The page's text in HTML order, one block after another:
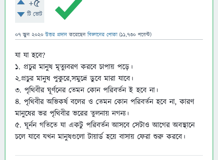
+5
টি ভোট
07 জুন 2020 উত্তর প্রদান করেছেনবিজ্ঞানের পোকা (11,730 পয়েন্ট)
যা যা হবে?
১. প্রচুর মানুষ মৃত্যুবরণ করবে চাপায় পড়ে।
২.প্রচুর মানুষ পুকুরে,সমুদ্রে ডুবে মারা যাবে।
৩. পৃথিবীর ঘূর্ণনের তেমন কোন পরিবর্তন ই হবে না।
৪. পৃথিবীর অভিকর্ষ বলের ও তেমন কোন পরিবর্তন হবে না, কারণ
মানুষের ভর পৃথিবীর ভরের তুলনায় নগন্য।
৫. ঘূর্নন গতিতে যা একটু পরিবর্তন আসবে সেটাও আগের অবস্থানে
চলে যাবে যখন মানুষগুলো টায়ার্ড হয়ে বাসায় ফেরা শুরু করবে।